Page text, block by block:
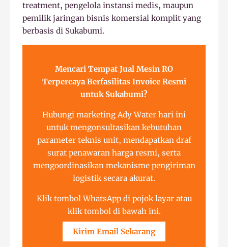
treatment, pengelola instansi medis, maupun
pemilik jaringan bisnis komersial komplit yang
berbasis di Sukabumi.
Mencari Tempat Jual Mesin RO
Terpercaya Berfasilitas Invoice Resmi
untuk Sukabumi?
Hubungi marketing Ady Water hari ini
untuk mengonsultasikan kebutuhan
parameter teknis unit, mendapatkan draf
surat penawaran harga resmi, serta
mengoordinasikan mekanisme pengiriman
logistik secara akurat.
Klik tombol WhatsApp di pojok layar atau
klik tombol di bawah ini.
Kirim Email Sekarang